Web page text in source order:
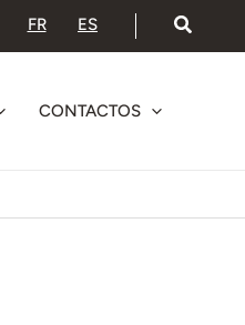
FR ES
CONTACTOS